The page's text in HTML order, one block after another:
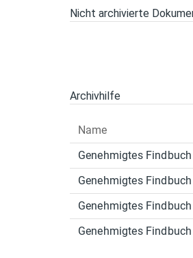
Nicht archivierte
Archivhilfe
Name
Genehmigtes Findbuch
Genehmigtes Findbuch
Genehmigtes Findbuch
Genehmigtes Findbuch